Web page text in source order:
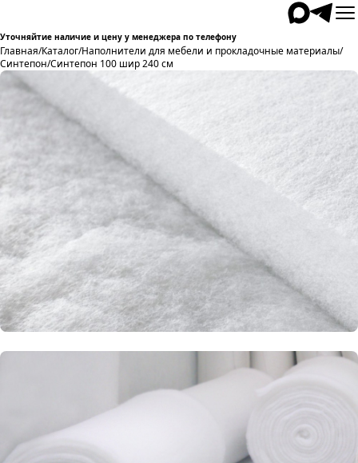
Уточняйтие наличие и цену у менеджера по телефону
Главная/Каталог/Наполнители для мебели и прокладочные материалы/
Синтепон/Синтепон 100 шир 240 см